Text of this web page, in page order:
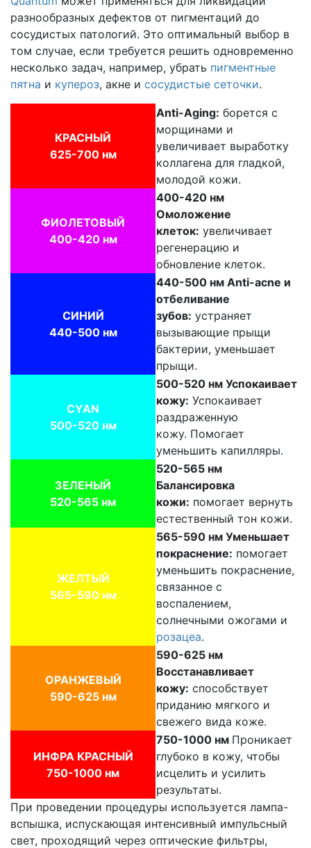
разнообразных дефектов от пигментаций до
сосудистых патологий. Это оптимальный выбор в
том случае, если требуется решить одновременно
несколько задач, например, убрать пигментные
пятна и купероз, акне и сосудистые сеточки.
КРАСНЫЙ
625-700 нм
Anti-Aging: борется с
морщинами и
увеличивает выработку
коллагена для гладкой,
молодой кожи.
ФИОЛЕТОВЫЙ
400-420 нм
400-420 нм
Омоложение
клеток: увеличивает
регенерацию и
обновление клеток.
СИНИЙ
440-500 нм
440-500 нм Anti-acne и
отбеливание
зубов: устраняет
вызывающие прыщи
бактерии, уменьшает
прыщи.
CYAN
500-520 нм
500-520 нм Успокаивает
кожу: Успокаивает
раздраженную
кожу. Помогает
уменьшить капилляры.
ЗЕЛЕНЫЙ
520-565 нм
520-565 нм
Балансировка
кожи: помогает вернуть
естественный тон кожи.
ЖЕЛТЫЙ
565-590 нм
565-590 нм Уменьшает
покраснение: помогает
уменьшить покраснение,
связанное с
воспалением,
солнечными ожогами и
розацеа.
ОРАНЖЕВЫЙ
590-625 нм
590-625 нм
Восстанавливает
кожу: способствует
приданию мягкого и
свежего вида коже.
ИНФРА КРАСНЫЙ
750-1000 нм
750-1000 нм Проникает
глубоко в кожу, чтобы
исцелить и усилить
результаты.
При проведении процедуры используется лампа-
вспышка, испускающая интенсивный импульсный
свет, проходящий через оптические фильтры,